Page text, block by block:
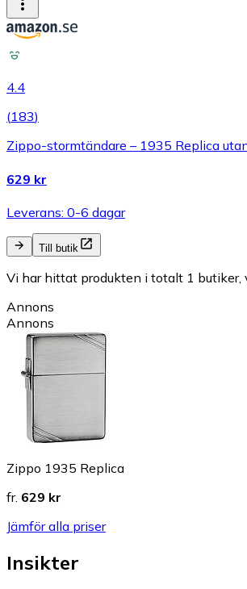
4.4
(183)
Zippo-stormtändare – 1935 Replica
629 kr
Leverans: 0-6 dagar
Till butik
Vi har hittat produkten i totalt 1 butiker,
Annons
Annons
Zippo 1935 Replica
fr. 629 kr
Jämför alla priser
Insikter